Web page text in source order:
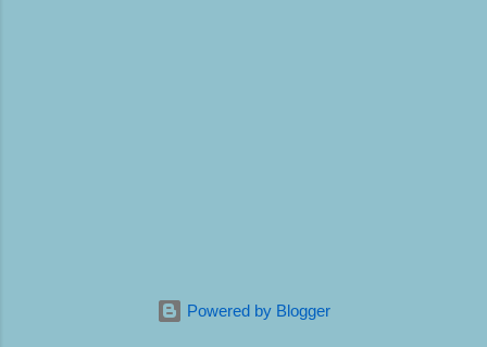
Powered by Blogger